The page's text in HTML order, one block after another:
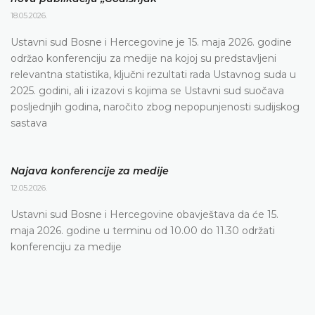
18.05.2026.
Ustavni sud Bosne i Hercegovine je 15. maja 2026. godine
održao konferenciju za medije na kojoj su predstavljeni
relevantna statistika, ključni rezultati rada Ustavnog suda u
2025. godini, ali i izazovi s kojima se Ustavni sud suočava
posljednjih godina, naročito zbog nepopunjenosti sudijskog
sastava
Najava konferencije za medije
12.05.2026.
Ustavni sud Bosne i Hercegovine obavještava da će 15.
maja 2026. godine u terminu od 10.00 do 11.30 održati
konferenciju za medije